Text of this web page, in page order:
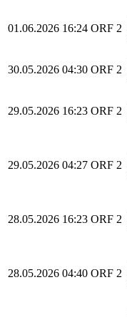
01.06.2026 16:24 ORF 2
30.05.2026 04:30 ORF 2
29.05.2026 16:23 ORF 2
29.05.2026 04:27 ORF 2
28.05.2026 16:23 ORF 2
28.05.2026 04:40 ORF 2